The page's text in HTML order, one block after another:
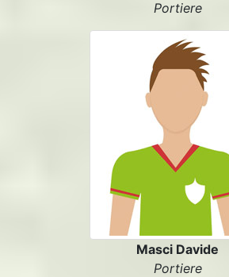
Portiere
Masci Davide
Portiere